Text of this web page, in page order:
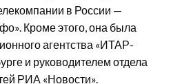
в России —
Кроме этого, она была
агентства «ИТАР-
и руководителем отдела
РИА «Новости».